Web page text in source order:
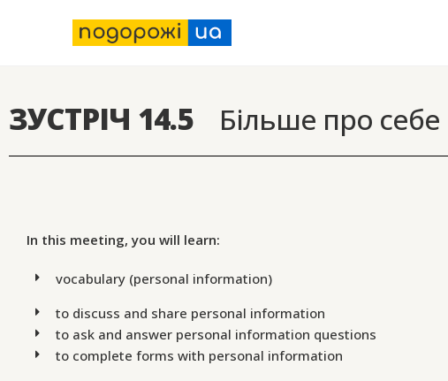
ЗУСТРІЧ 14.5 Більше про себе
In this meeting, you will learn:
vocabulary (personal information)
to discuss and share personal information
to ask and answer personal information questions
to complete forms with personal information